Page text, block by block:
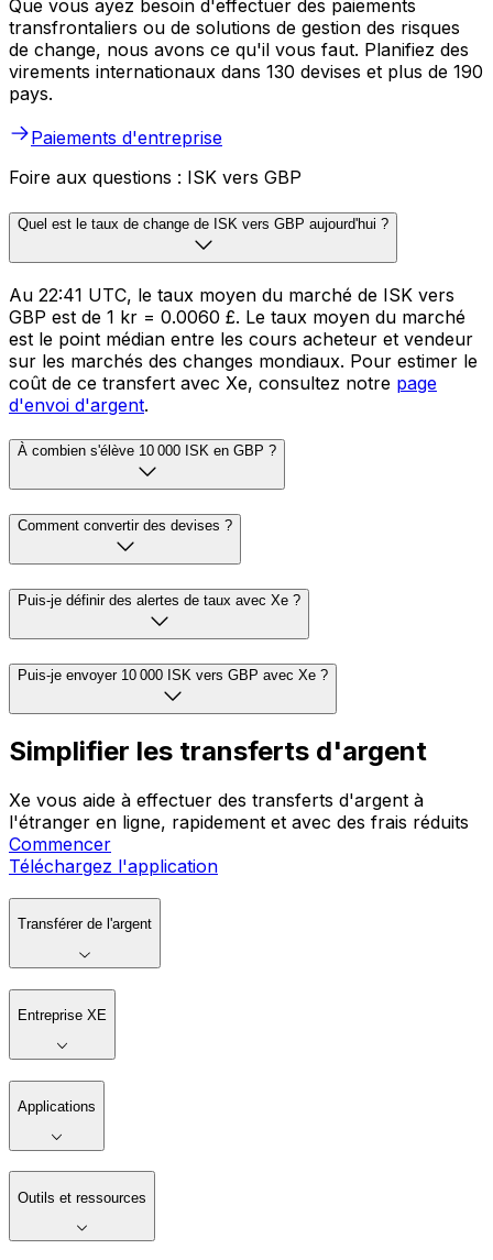
Que vous ayez besoin d'effectuer des paiements
transfrontaliers ou de solutions de gestion des risques
de change, nous avons ce qu'il vous faut. Planifiez des
virements internationaux dans 130 devises et plus de 190
pays.
Paiements d'entreprise
Foire aux questions : ISK vers GBP
Quel est le taux de change de ISK vers GBP aujourd'hui ?
Au 22:41 UTC, le taux moyen du marché de ISK vers
GBP est de 1 kr = 0.0060 £. Le taux moyen du marché
est le point médian entre les cours acheteur et vendeur
sur les marchés des changes mondiaux. Pour estimer le
coût de ce transfert avec Xe, consultez notre page
d'envoi d'argent.
À combien s'élève 10 000 ISK en GBP ?
Comment convertir des devises ?
Puis-je définir des alertes de taux avec Xe ?
Puis-je envoyer 10 000 ISK vers GBP avec Xe ?
Simplifier les transferts d'argent
Xe vous aide à effectuer des transferts d'argent à
l'étranger en ligne, rapidement et avec des frais réduits
Commencer
Téléchargez l'application
Transférer de l'argent
Entreprise XE
Applications
Outils et ressources